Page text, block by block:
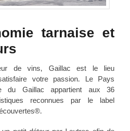
tarnaise et
de vins, Gaillac est le lieu
votre passion. Le Pays
du Gaillac appartient aux 36
reconnues par le label